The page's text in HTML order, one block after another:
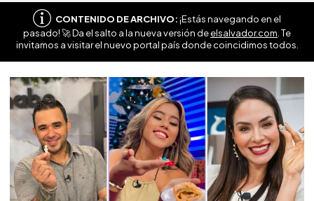
CONTENIDO DE ARCHIVO:¡Estás navegando en el
pasado! 🚀 Da el salto a la nueva versión deelsalvador.com . Te
invitamos a visitar el nuevo portal país donde coincidimos todos.